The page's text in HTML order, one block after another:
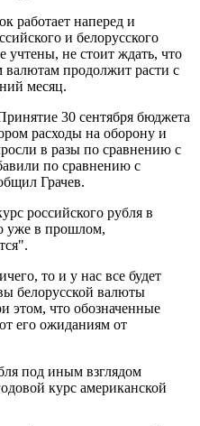
работает наперед и
и белорусского
учтены, не стоит ждать, что
продолжит расти с
месяц.
30 сентября бюджета
расходы на оборону и
в разы по сравнению с
по сравнению с
Грачев.
российского рубля в
уже в прошлом,
то и у нас все будет
белорусской валюты
этом, что обозначенные
его ожиданиям от
под иным взглядом
курс американской